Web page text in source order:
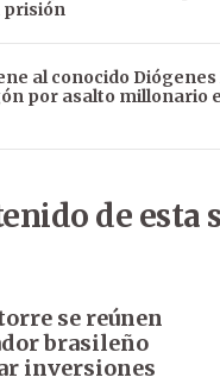
prisión
al conocido
por asalto millonario
de esta
se reúnen
brasileño
inversiones